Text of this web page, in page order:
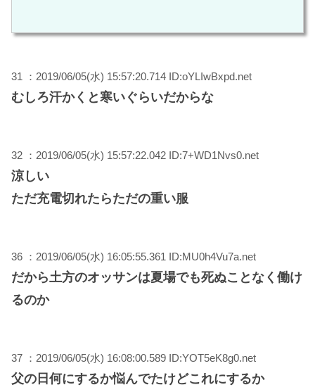
31 ：2019/06/05(水) 15:57:20.714 ID:oYLIwBxpd.net
むしろ汗かくと寒いぐらいだからな
32 ：2019/06/05(水) 15:57:22.042 ID:7+WD1Nvs0.net
涼しい
ただ充電切れたらただの重い服
36 ：2019/06/05(水) 16:05:55.361 ID:MU0h4Vu7a.net
だから土方のオッサンは夏場でも死ぬことなく働け
るのか
37 ：2019/06/05(水) 16:08:00.589 ID:YOT5eK8g0.net
父の日何にするか悩んでたけどこれにするか